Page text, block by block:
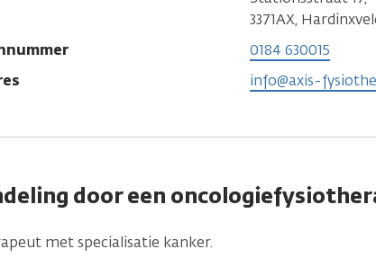
3371AX,
0184 630015
info@axis-
door een
met specialisatie kanker.